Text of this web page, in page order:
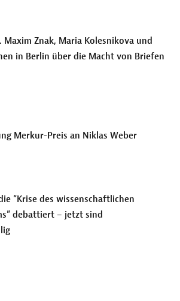
Znak, Maria Kolesnikova und
in Berlin über die Macht von Briefen
Merkur-Preis an Niklas Weber
“Krise des wissenschaftlichen
debattiert – jetzt sind